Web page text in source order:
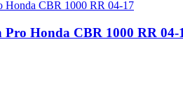
Honda CBR 1000 RR 04-